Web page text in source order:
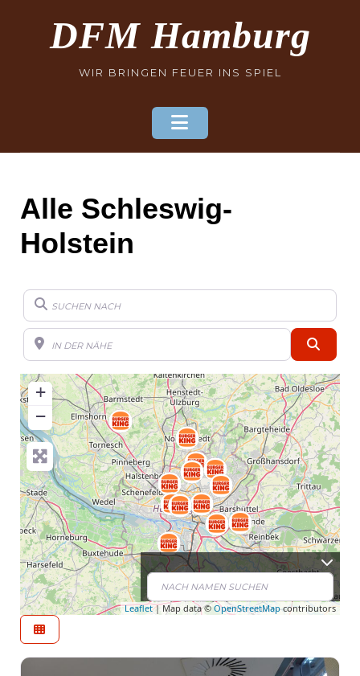
contentDFM Hamburg
WIR BRINGEN FEUER INS SPIEL
Alle Schleswig-
Holstein
Suchen nach
In der Nähe
+
−
Leaflet| Map data © OpenStreetMapcontributors